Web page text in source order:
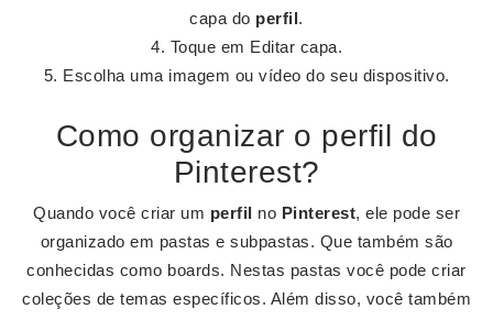
capa do perfil.
Toque em Editar capa.
Escolha uma imagem ou vídeo do seu dispositivo.
Como organizar o perfil do
Pinterest?
Quando você criar um perfil no Pinterest, ele pode ser
organizado em pastas e subpastas. Que também são
conhecidas como boards. Nestas pastas você pode criar
coleções de temas específicos. Além disso, você também